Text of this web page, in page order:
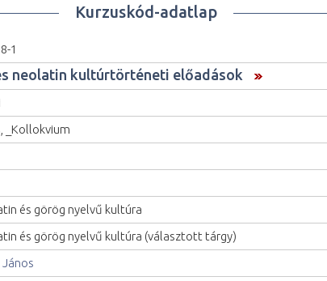
Kurzuskód-adatlap
1
neolatin kultúrtörténeti előadások
_Kollokvium
és görög nyelvű kultúra
és görög nyelvű kultúra (választott tárgy)